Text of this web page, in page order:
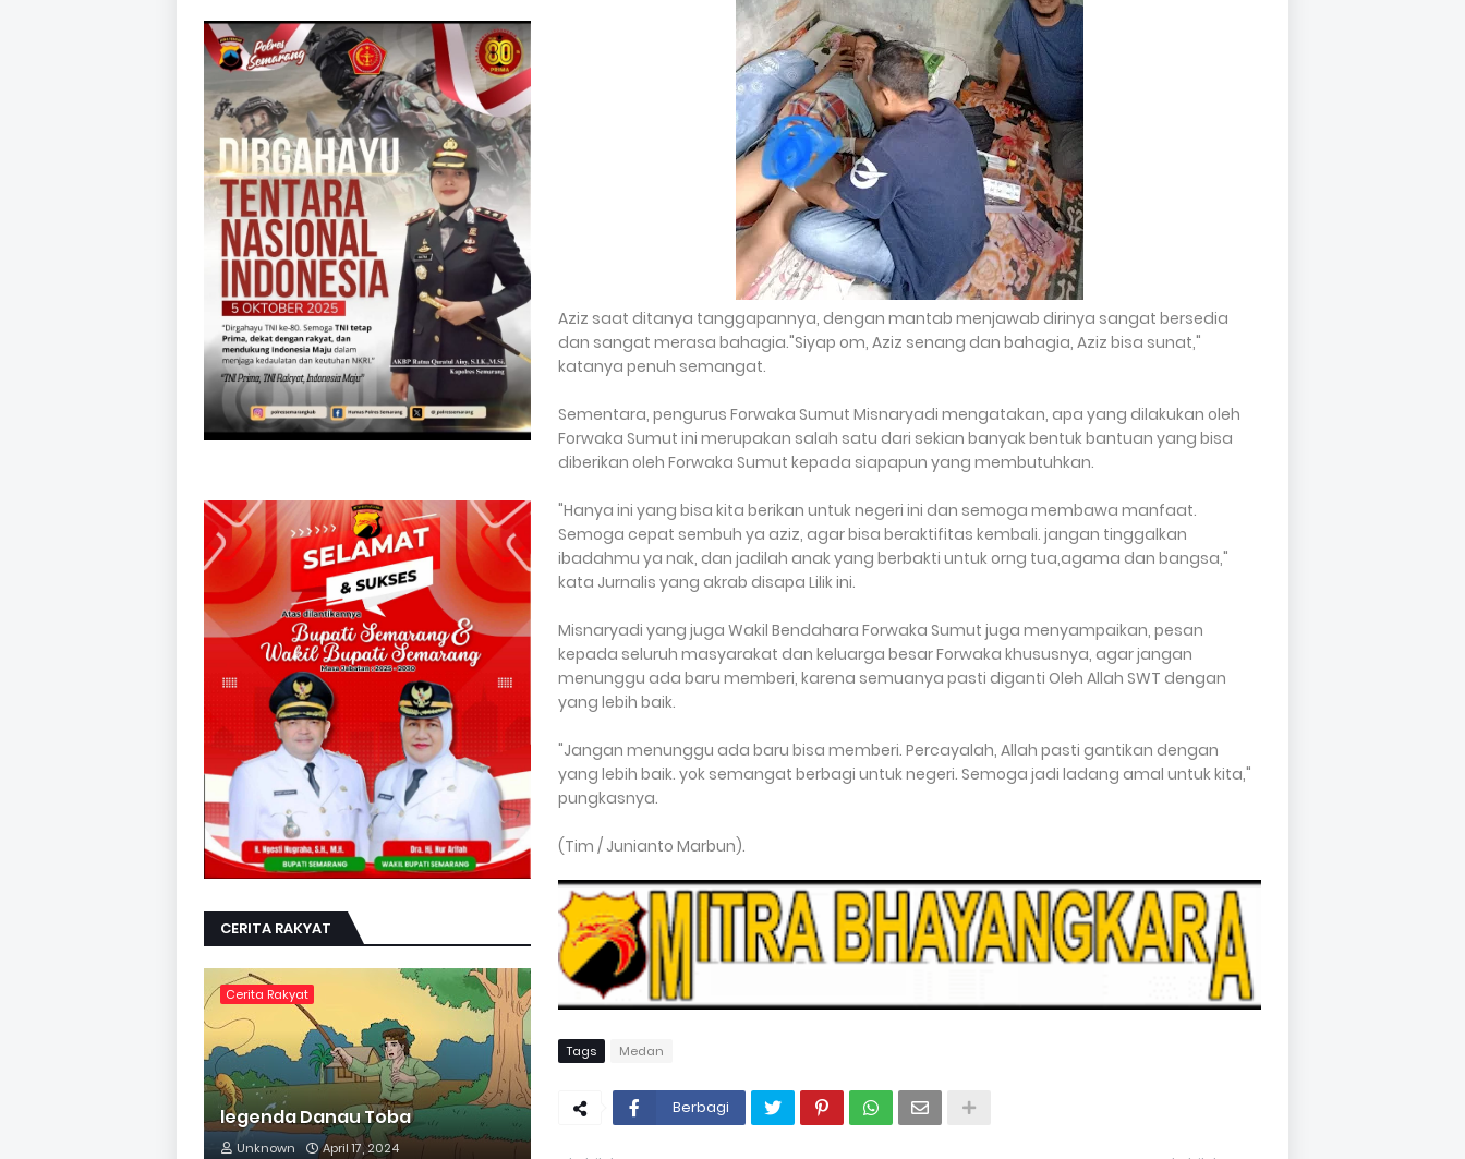
Aziz saat ditanya tanggapannya, dengan mantab menjawab dirinya sangat bersedia
dan sangat merasa bahagia."Siyap om, Aziz senang dan bahagia, Aziz bisa sunat,"
katanya penuh semangat.
Sementara, pengurus Forwaka Sumut Misnaryadi mengatakan, apa yang dilakukan oleh
Forwaka Sumut ini merupakan salah satu dari sekian banyak bentuk bantuan yang bisa
diberikan oleh Forwaka Sumut kepada siapapun yang membutuhkan.
"Hanya ini yang bisa kita berikan untuk negeri ini dan semoga membawa manfaat.
Semoga cepat sembuh ya aziz, agar bisa beraktifitas kembali. jangan tinggalkan
ibadahmu ya nak, dan jadilah anak yang berbakti untuk orng tua,agama dan bangsa,"
kata Jurnalis yang akrab disapa Lilik ini.
Misnaryadi yang juga Wakil Bendahara Forwaka Sumut juga menyampaikan, pesan
kepada seluruh masyarakat dan keluarga besar Forwaka khususnya, agar jangan
menunggu ada baru memberi, karena semuanya pasti diganti Oleh Allah SWT dengan
yang lebih baik.
"Jangan menunggu ada baru bisa memberi. Percayalah, Allah pasti gantikan dengan
yang lebih baik. yok semangat berbagi untuk negeri. Semoga jadi ladang amal untuk kita,"
pungkasnya.
(Tim / Junianto Marbun).
Tags Medan
Berbagi
CERITA RAKYAT
Cerita Rakyat
legenda Danau Toba
Unknown April 17, 2024